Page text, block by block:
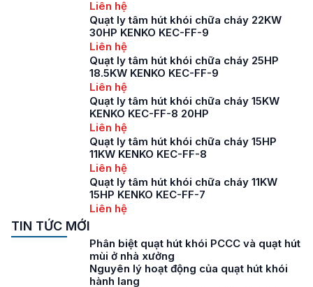
Liên hệ
Quạt ly tâm hút khói chữa cháy 22KW
30HP KENKO KEC-FF-9
Liên hệ
Quạt ly tâm hút khói chữa cháy 25HP
18.5KW KENKO KEC-FF-9
Liên hệ
Quạt ly tâm hút khói chữa cháy 15KW
KENKO KEC-FF-8 20HP
Liên hệ
Quạt ly tâm hút khói chữa cháy 15HP
11KW KENKO KEC-FF-8
Liên hệ
Quạt ly tâm hút khói chữa cháy 11KW
15HP KENKO KEC-FF-7
Liên hệ
TIN TỨC MỚI
Phân biệt quạt hút khói PCCC và quạt hút
mùi ở nhà xưởng
Nguyên lý hoạt động của quạt hút khói
hành lang